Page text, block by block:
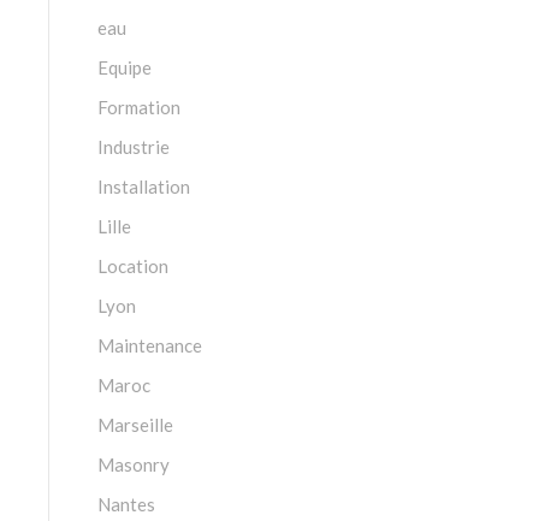
eau
Equipe
Formation
Industrie
Installation
Lille
Location
Lyon
Maintenance
Maroc
Marseille
Masonry
Nantes